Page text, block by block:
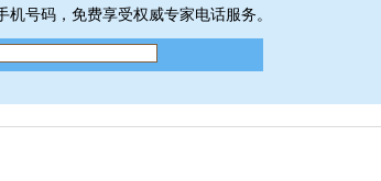
号码，免费享受权威专家电话服务。